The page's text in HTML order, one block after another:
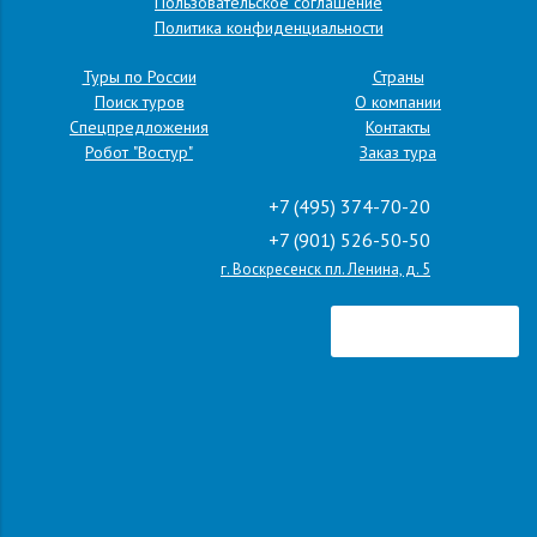
Политика конфиденциальности
Туры по России
Поиск туров
Спецпредложения
Робот "Востур"
Страны
О компании
Контакты
Заказ тура
+7 (495) 374-70-20
+7 (901) 526-50-50
г. Воскресенск пл. Ленина, д. 5